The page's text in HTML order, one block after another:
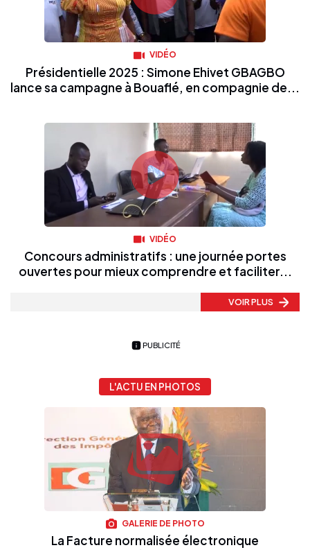
VIDÉO
Présidentielle 2025 : Simone Ehivet GBAGBO
lance sa campagne à Bouaflé, en compagnie de...
VIDÉO
Concours administratifs : une journée portes
ouvertes pour mieux comprendre et faciliter...
VOIR PLUS
PUBLICITÉ
L'ACTU EN PHOTOS
GALERIE DE PHOTO
La Facture normalisée électronique